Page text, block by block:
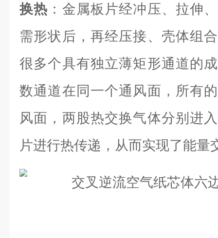
换热 ：金属板片经冲压、拉伸
需形状后，再经压接、壳体组
很多个具有独立薄矩形通道的
数通道在同一个通风面，所有
风面，两股热交换气体分别进
片进行热传递，从而实现了能量